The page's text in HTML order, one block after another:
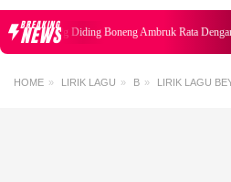
BREAKING
NEWS
Mendiang Diding Boneng Ambruk Rata
HOME LIRIK LAGU B LIRIK LAGU